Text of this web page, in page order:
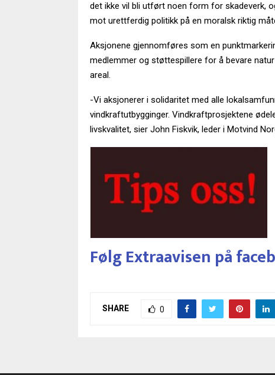
det ikke vil bli utført noen form for skadeverk,
mot urettferdig politikk på en moralsk riktig
Aksjonene gjennomføres som en
medlemmer og støttespillere for å bevare
areal.
-Vi aksjonerer i solidaritet med alle
vindkraftutbygginger. Vindkraftprosjektene
livskvalitet, sier John Fiskvik, leder i Motvind
Følg Extraavisen på
SHARE 0